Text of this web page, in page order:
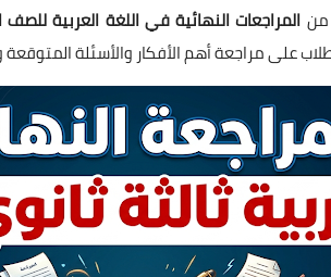
المراجعات النهائية في اللغة العربية للصف
على مراجعة أهم الأفكار والأسئلة المتوقعة